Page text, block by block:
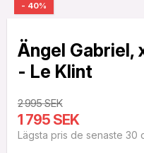
- 40%
Ängel Gabriel,
- Le Klint
2 995 SEK
1 795 SEK
Lägsta pris de senaste 30